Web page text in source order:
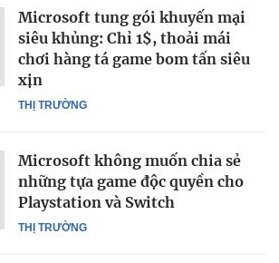
THỊ TRƯỜNG
Microsoft tung gói khuyến mại
siêu khủng: Chỉ 1$, thoải mái
chơi hàng tá game bom tấn siêu
xịn
THỊ TRƯỜNG
Microsoft không muốn chia sẻ
những tựa game độc quyền cho
Playstation và Switch